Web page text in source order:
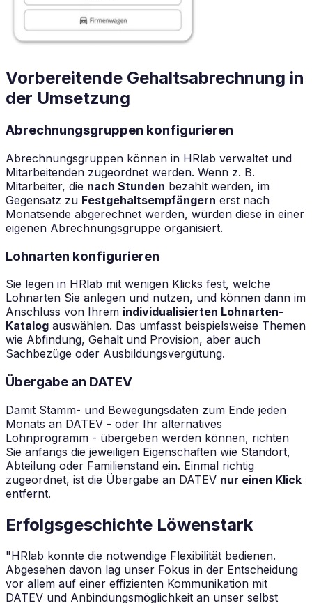
Vorbereitende Gehaltsabrechnung in
der Umsetzung
Abrechnungsgruppen konfigurieren
Abrechnungsgruppen können in HRlab verwaltet und
Mitarbeitenden zugeordnet werden. Wenn z. B.
Mitarbeiter, die nach Stunden bezahlt werden, im
Gegensatz zu Festgehaltsempfängern erst nach
Monatsende abgerechnet werden, würden diese in einer
eigenen Abrechnungsgruppe organisiert.
Lohnarten konfigurieren
Sie legen in HRlab mit wenigen Klicks fest, welche
Lohnarten Sie anlegen und nutzen, und können dann im
Anschluss von Ihrem individualisierten Lohnarten-
Katalog auswählen. Das umfasst beispielsweise Themen
wie Abfindung, Gehalt und Provision, aber auch
Sachbezüge oder Ausbildungsvergütung.
Übergabe an DATEV
Damit Stamm- und Bewegungsdaten zum Ende jeden
Monats an DATEV - oder Ihr alternatives
Lohnprogramm - übergeben werden können, richten
Sie anfangs die jeweiligen Eigenschaften wie Standort,
Abteilung oder Familienstand ein. Einmal richtig
zugeordnet, ist die Übergabe an DATEV nur einen Klick
entfernt.
Erfolgsgeschichte Löwenstark
"HRlab konnte die notwendige Flexibilität bedienen.
Abgesehen davon lag unser Fokus in der Entscheidung
vor allem auf einer effizienten Kommunikation mit
DATEV und Anbindungsmöglichkeit an unser selbst